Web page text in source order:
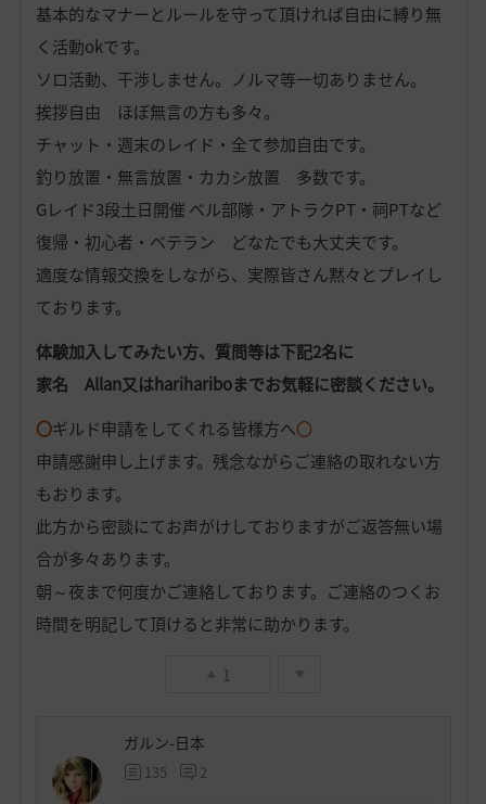
基本的なマナーとルールを守って頂ければ自由に縛り無
く活動okです。
ソロ活動、干渉しません。ノルマ等一切ありません。
挨拶自由 ほぼ無言の方も多々。
チャット・週末のレイド・全て参加自由です。
釣り放置・無言放置・カカシ放置 多数です。
Gレイド3段土日開催 ベル部隊・アトラクPT・祠PTなど
復帰・初心者・ベテラン どなたでも大丈夫です。
適度な情報交換をしながら、実際皆さん黙々とプレイし
ております。
体験加入してみたい方、質問等は下記2名に
家名 Allan又はharihariboまでお気軽に密談ください。
〇ギルド申請をしてくれる皆様方へ〇
申請感謝申し上げます。残念ながらご連絡の取れない方
もおります。
此方から密談にてお声がけしておりますがご返答無い場
合が多々あります。
朝～夜まで何度かご連絡しております。ご連絡のつくお
時間を明記して頂けると非常に助かります。
1
ガルン-日本
135 2